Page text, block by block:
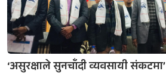
‘असुरक्षाले सुनचाँदी व्यवसायी संकटमा’